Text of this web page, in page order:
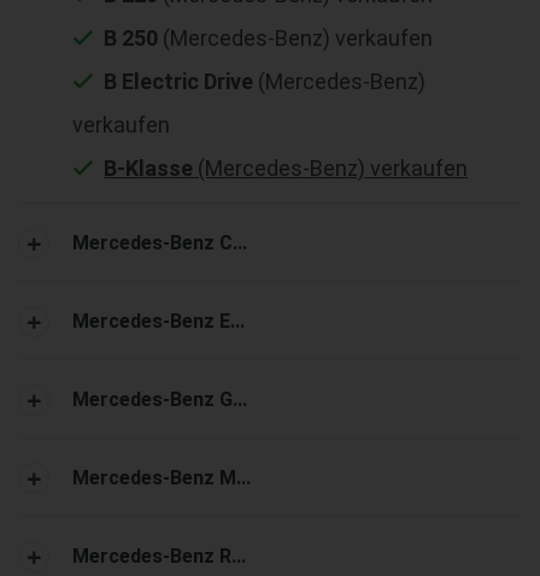
B 250 (Mercedes-Benz) verkaufen
B Electric Drive (Mercedes-Benz)
verkaufen
B-Klasse (Mercedes-Benz) verkaufen
Mercedes-Benz C...
Mercedes-Benz E...
Mercedes-Benz G...
Mercedes-Benz M...
Mercedes-Benz R...